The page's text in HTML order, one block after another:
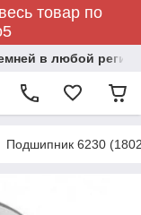
товар по
в любой регион
Подшипник 6230